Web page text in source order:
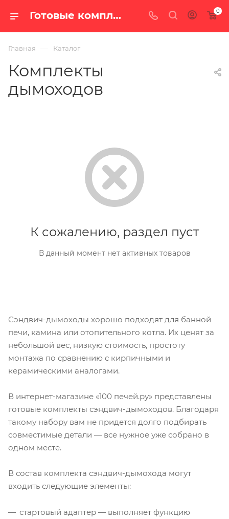
Готовые комплекты — купить по цене от 14 380 руб. с доставкой по России в интернет-магазине «100 печей.ру» 0
Главная — Каталог
Комплекты
дымоходов
К сожалению, раздел пуст
В данный момент нет активных товаров
Сэндвич-дымоходы хорошо подходят для банной
печи, камина или отопительного котла. Их ценят за
небольшой вес, низкую стоимость, простоту
монтажа по сравнению с кирпичными и
керамическими аналогами.
В интернет-магазине «100 печей.ру» представлены
готовые комплекты сэндвич-дымоходов. Благодаря
такому набору вам не придется долго подбирать
совместимые детали — все нужное уже собрано в
одном месте.
В состав комплекта сэндвич-дымохода могут
входить следующие элементы:
стартовый адаптер — выполняет функцию